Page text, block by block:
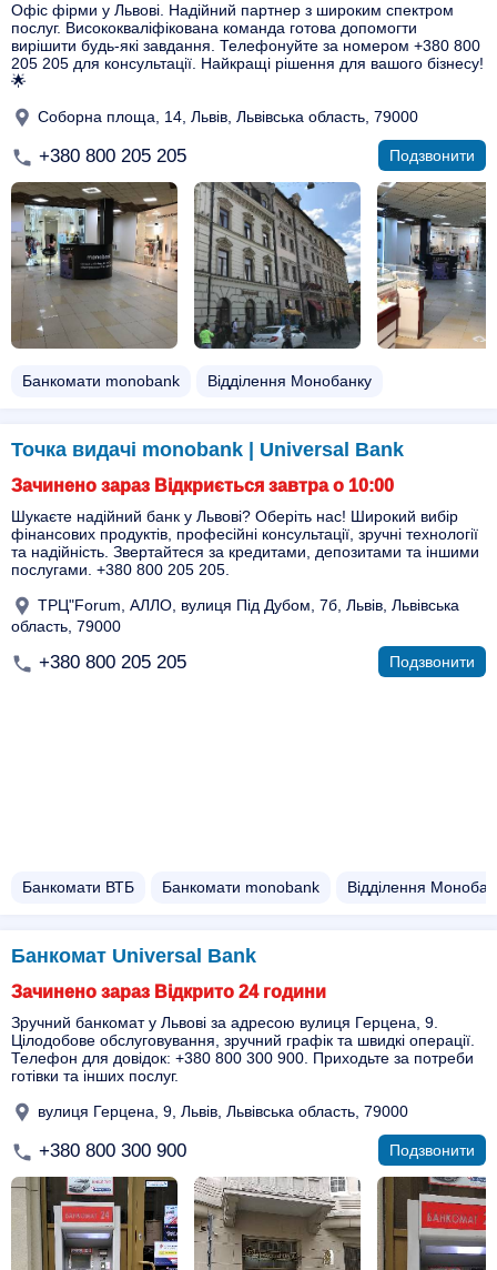
Офіс фірми у Львові. Надійний партнер з широким спектром
послуг. Висококваліфікована команда готова допомогти
вирішити будь-які завдання. Телефонуйте за номером +380 800
205 205 для консультації. Найкращі рішення для вашого бізнесу!
🌟
Соборна площа, 14, Львів, Львівська область, 79000
+380 800 205 205 Подзвонити
Банкомати monobank Відділення Монобанку
Точка видачі monobank | Universal Bank
Зачинено зараз Відкриється завтра о 10:00
Шукаєте надійний банк у Львові? Оберіть нас! Широкий вибір
фінансових продуктів, професійні консультації, зручні технології
та надійність. Звертайтеся за кредитами, депозитами та іншими
послугами. +380 800 205 205.
ТРЦ"Forum, АЛЛО, вулиця Під Дубом, 7б, Львів, Львівська
область, 79000
+380 800 205 205 Подзвонити
Банкомати ВТБ Банкомати monobank Відділення
Банкомат Universal Bank
Зачинено зараз Відкрито 24 години
Зручний банкомат у Львові за адресою вулиця Герцена, 9.
Цілодобове обслуговування, зручний графік та швидкі операції.
Телефон для довідок: +380 800 300 900. Приходьте за потреби
готівки та інших послуг.
вулиця Герцена, 9, Львів, Львівська область, 79000
+380 800 300 900 Подзвонити